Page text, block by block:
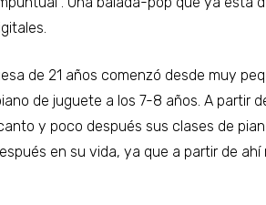
de 21 años comenzó desde muy
de juguete a los 7-8 años. A partir
y poco después sus clases de
en su vida, ya que a partir de ahí